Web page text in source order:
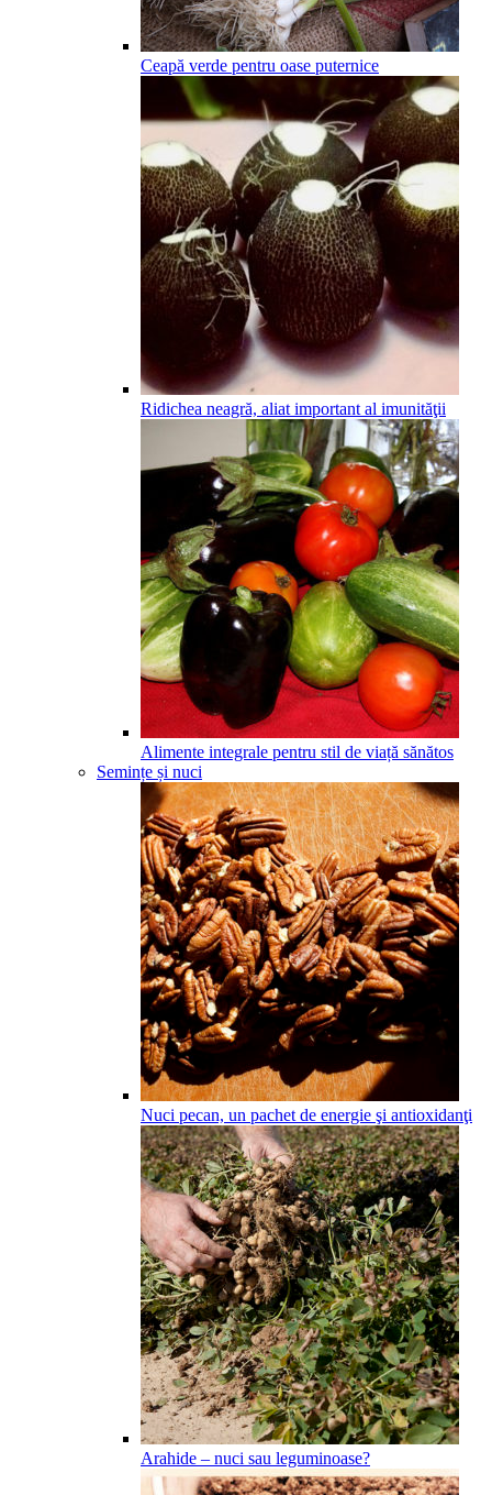
Ceapă verde pentru oase puternice
Ridichea neagră, aliat important al imunităţii
Alimente integrale pentru stil de viață sănătos
Semințe și nuci
Nuci pecan, un pachet de energie şi antioxidanţi
Arahide – nuci sau leguminoase?